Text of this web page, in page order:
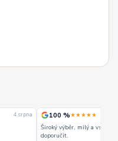
4. srpna 100 %★★★★★
Široký výběr, milý a
doporučit.